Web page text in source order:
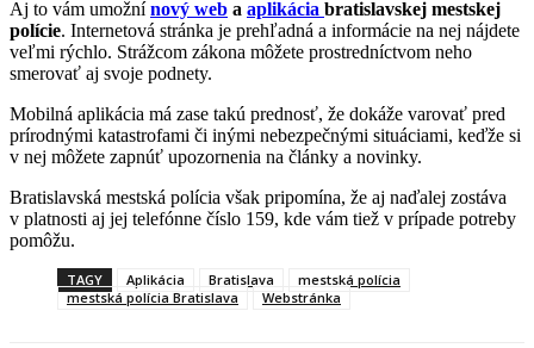
Aj to vám umožnínový web a aplikácia bratislavskej mestskej
polície. Internetová stránka je prehľadná a informácie na nej nájdete
veľmi rýchlo. Strážcom zákona môžete prostredníctvom neho
smerovať aj svoje podnety.
Mobilná aplikácia má zase takú prednosť, že dokáže varovať pred
prírodnými katastrofami či inými nebezpečnými situáciami, keďže si
v nej môžete zapnúť upozornenia na články a novinky.
Bratislavská mestská polícia však pripomína, že aj naďalej zostáva
v platnosti aj jej telefónne číslo 159, kde vám tiež v prípade potreby
pomôžu.
TAGY Aplikácia Bratislava
mestská polícia
mestská polícia Bratislava
Webstránka